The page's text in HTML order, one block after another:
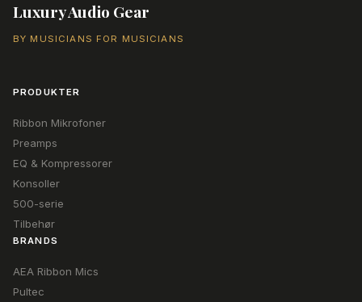
Luxury Audio Gear
BY MUSICIANS FOR MUSICIANS
PRODUKTER
Ribbon Mikrofoner
Preamps
EQ & Kompressorer
Konsoller
500-serie
Tilbehør
BRANDS
AEA Ribbon Mics
Pultec